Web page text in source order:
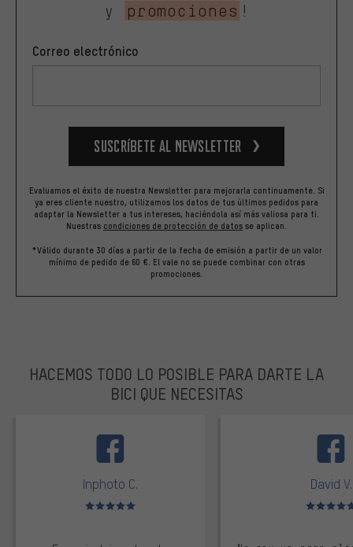
y
promociones !
Correo electrónico
Suscríbete al newsletter
Evaluamos el éxito de nuestra Newsletter para mejorarla continuamente. Si
ya eres cliente nuestro, utilizamos los datos de tus últimos pedidos para
adaptar la Newsletter a tus intereses, haciéndola así más valiosa para ti.
Nuestras condiciones de protección de datos se aplican.
*Válido durante 30 días a partir de la fecha de emisión a partir de un valor
mínimo de pedido de 60 €. El vale no se puede combinar con otras
promociones.
HACEMOS TODO LO POSIBLE PARA DARTE LA
BICI QUE NECESITAS
Inphoto C.
Valoración media: 5 de 5
David V.
Valoración